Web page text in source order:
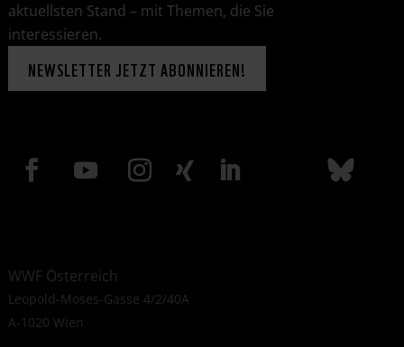
aktuellsten Stand – mit Themen, die Sie
interessieren.
NEWSLETTER JETZT ABONNIEREN!
WWF Österreich
Leopold-Moses-Gasse 4/2/40A
A-1020 Wien